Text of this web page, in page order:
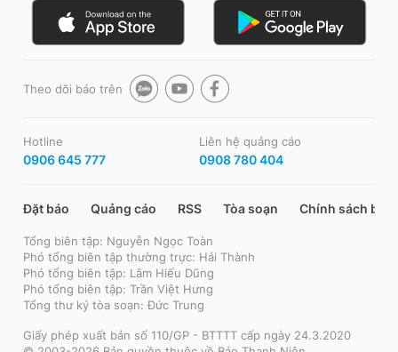
Theo dõi báo trên
Hotline
0906 645 777
Liên hệ quảng cáo
0908 780 404
Đặt báo Quảng cáo RSS Tòa soạn Chính sách bảo
Tổng biên tập: Nguyễn Ngọc Toàn
Phó tổng biên tập thường trực: Hải Thành
Phó tổng biên tập: Lâm Hiếu Dũng
Phó tổng biên tập: Trần Việt Hưng
Tổng thư ký tòa soạn: Đức Trung
Giấy phép xuất bản số 110/GP - BTTTT cấp ngày 24.3.2020